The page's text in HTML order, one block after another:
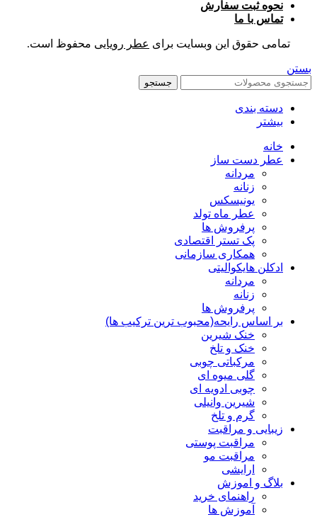
نحوه ثبت سفارش
تماس با ما
تمامی حقوق این وبسایت برای عطر رویایی محفوظ است.
بستن
جستجو
دسته بندی
بیشتر
خانه
عطر دست ساز
مردانه
زنانه
یونیسکس
عطر ماه تولد
پرفروش ها
پک تستر اقتصادی
همکاری سازمانی
ادکلن هایکوالیتی
مردانه
زنانه
پرفروش ها
بر اساس رایحه(محبوب ترین ترکیب ها)
خنک شیرین
خنک و تلخ
مرکباتی چوبی
گلی میوه ای
چوبی ادویه ای
شیرین وانیلی
گرم و تلخ
زیبایی و مراقبت
مراقبت پوستی
مراقبت مو
ارایشی
بلاگ و اموزش
راهنمای خرید
آموزش ها